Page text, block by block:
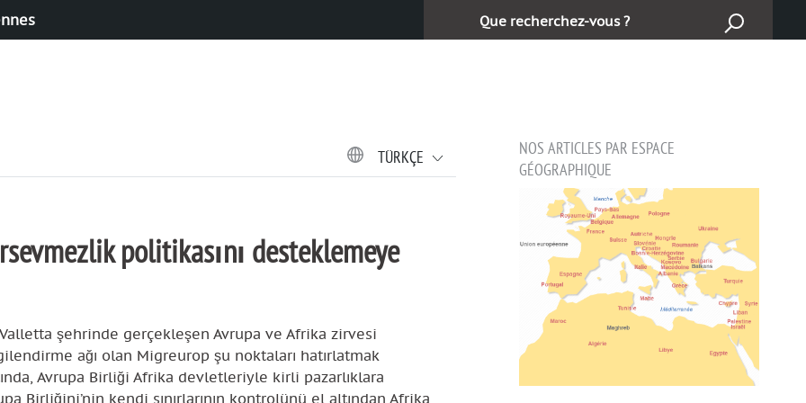
Търсене:
TÜRKÇE
politikasını desteklemeye
şehrinde gerçekleşen Avrupa ve Afrika zirvesi
ağı olan Migreurop şu noktaları hatırlatmak
Avrupa Birliği Afrika devletleriyle kirli pazarlıklara
Birliğini’nin kendi sınırlarının kontrolünü el altından Afrika
NOS ARTICLES PAR ESPACE
GÉOGRAPHIQUE